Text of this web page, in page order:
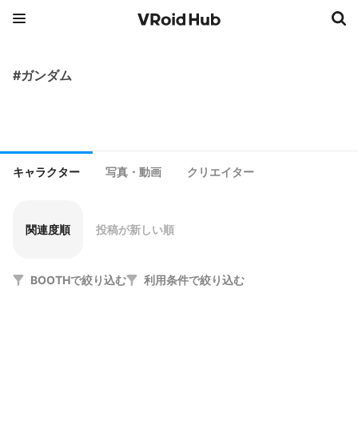
#ガンダム
キャラクター 写真・動画 クリエイター
関連度順 投稿が新しい順
BOOTHで絞り込む 利用条件で絞り込む